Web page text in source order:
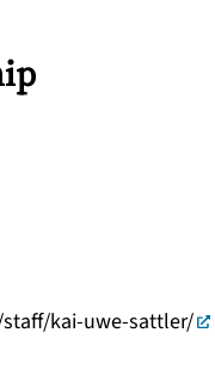
kai-uwe-sattler/